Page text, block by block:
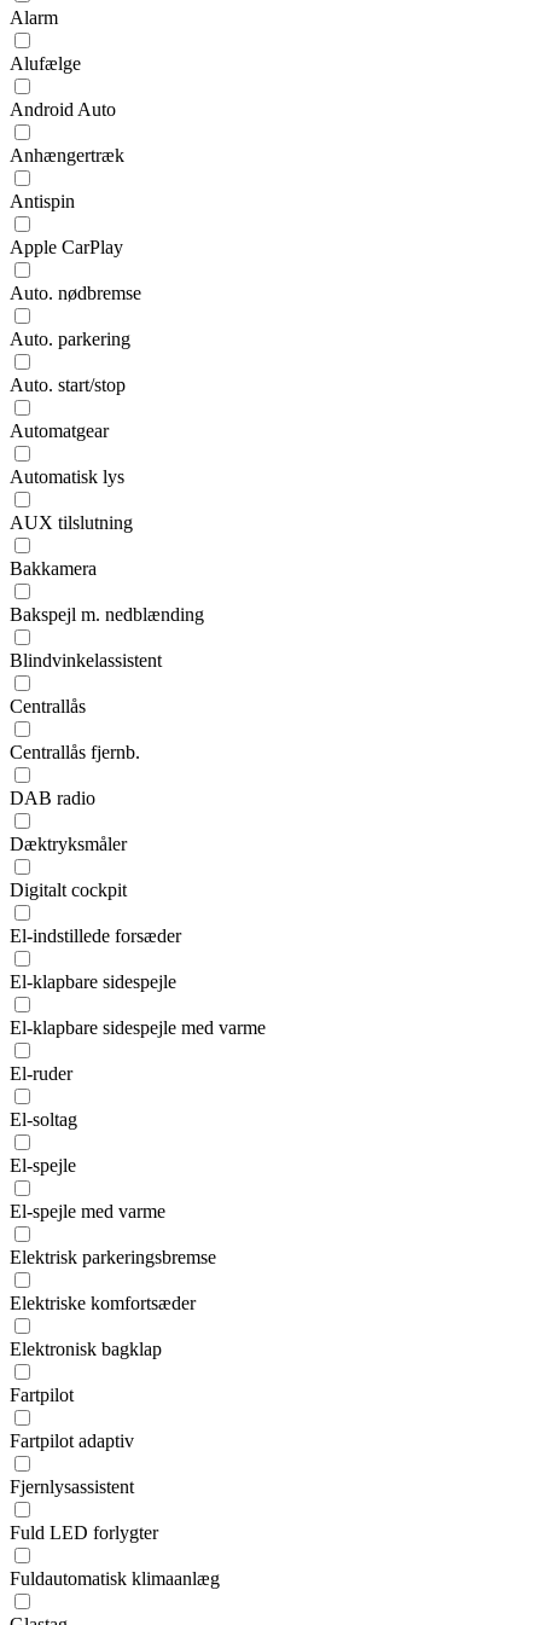
Alarm
Alufælge
Android Auto
Anhængertræk
Antispin
Apple CarPlay
Auto. nødbremse
Auto. parkering
Auto. start/stop
Automatgear
Automatisk lys
AUX tilslutning
Bakkamera
Bakspejl m. nedblænding
Blindvinkelassistent
Centrallås
Centrallås fjernb.
DAB radio
Dæktryksmåler
Digitalt cockpit
El-indstillede forsæder
El-klapbare sidespejle
El-klapbare sidespejle med varme
El-ruder
El-soltag
El-spejle
El-spejle med varme
Elektrisk parkeringsbremse
Elektriske komfortsæder
Elektronisk bagklap
Fartpilot
Fartpilot adaptiv
Fjernlysassistent
Fuld LED forlygter
Fuldautomatisk klimaanlæg